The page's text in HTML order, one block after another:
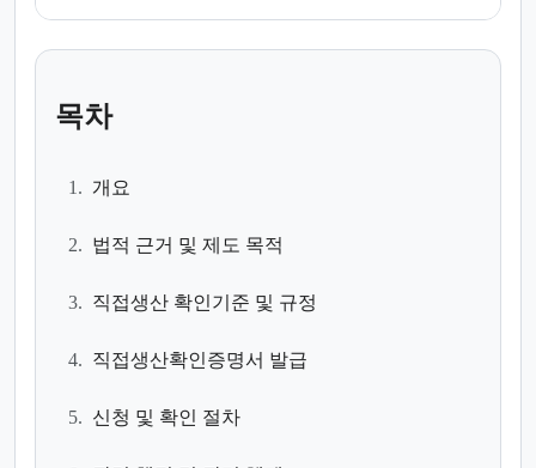
목차
1. 개요
2. 법적 근거 및 제도 목적
3. 직접생산 확인기준 및 규정
4. 직접생산확인증명서 발급
5. 신청 및 확인 절차